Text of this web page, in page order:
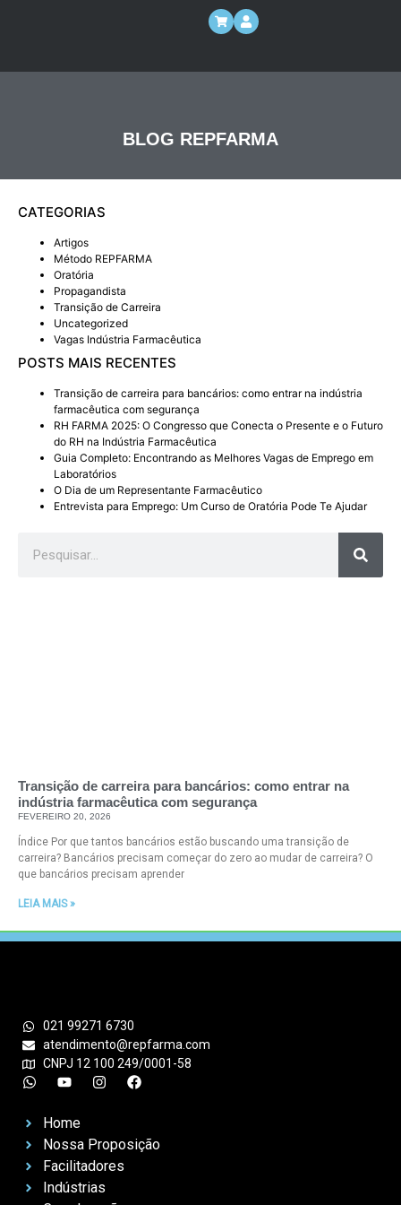
BLOG REPFARMA
CATEGORIAS
Artigos
Método REPFARMA
Oratória
Propagandista
Transição de Carreira
Uncategorized
Vagas Indústria Farmacêutica
POSTS MAIS RECENTES
Transição de carreira para bancários: como entrar na indústria
farmacêutica com segurança
RH FARMA 2025: O Congresso que Conecta o Presente e o Futuro
do RH na Indústria Farmacêutica
Guia Completo: Encontrando as Melhores Vagas de Emprego em
Laboratórios
O Dia de um Representante Farmacêutico
Entrevista para Emprego: Um Curso de Oratória Pode Te Ajudar
Transição de carreira para bancários: como entrar na
indústria farmacêutica com segurança
FEVEREIRO 20, 2026
Índice Por que tantos bancários estão buscando uma transição de
carreira? Bancários precisam começar do zero ao mudar de carreira? O
que bancários precisam aprender
LEIA MAIS »
021 99271 6730
atendimento@repfarma.com
CNPJ 12 100 249/0001-58
Home
Nossa Proposição
Facilitadores
Indústrias